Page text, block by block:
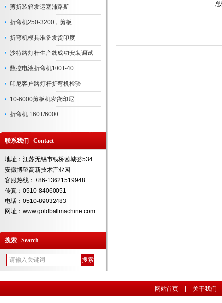
剪折装箱发运塞浦路斯
折弯机250-3200，剪板
折弯机模具准备发货印度
沙特路灯杆生产线成功安装调试
数控电液折弯机100T-40
印尼客户路灯杆折弯机检验
10-6000剪板机发货印尼
折弯机 160T/6000
联系我们 Contact
地址：江苏无锡市钱桥茜城荟534
安徽博望高新技术产业园
客服热线：+86-13621519948
传真：0510-84060051
电话：0510-89032483
网址：www.goldballmachine.com
搜索 Search
网站首页 关于我们